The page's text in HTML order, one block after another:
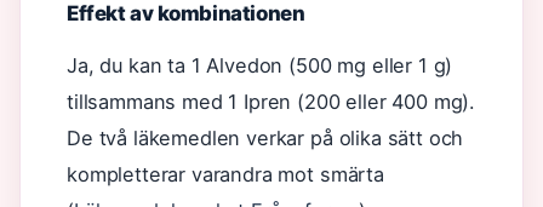
Effekt av kombinationen
Ja, du kan ta 1 Alvedon (500 mg eller 1 g)
tillsammans med 1 Ipren (200 eller 400 mg).
De två läkemedlen verkar på olika sätt och
kompletterar varandra mot smärta